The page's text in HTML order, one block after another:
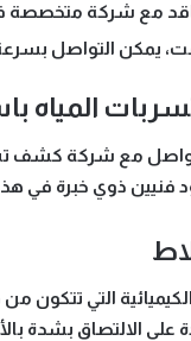
مع شركة
يمكن التواصل
المياه
مع شركة كشف
فنيين ذوي خبرة في
التي
الالتصاق بشدة